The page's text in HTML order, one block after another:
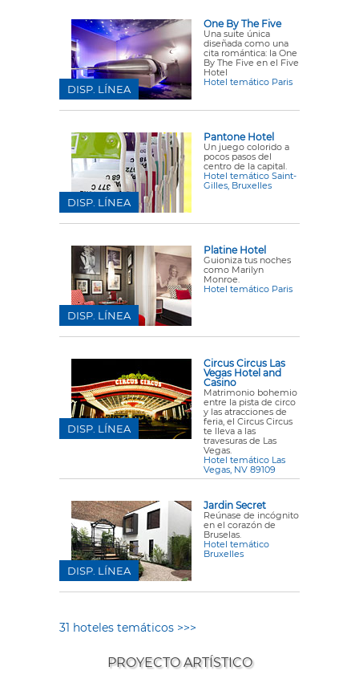
One By The Five
Una suite única
diseñada como una
cita romántica: la One
By The Five en el Five
Hotel
Hotel temático Paris
DISP. LÍNEA
Pantone Hotel
Un juego colorido a
pocos pasos del
centro de la capital.
Hotel temático Saint-
Gilles, Bruxelles
DISP. LÍNEA
Platine Hotel
Guioniza tus noches
como Marilyn
Monroe.
Hotel temático Paris
DISP. LÍNEA
Circus Circus Las
Vegas Hotel and
Casino
Matrimonio bohemio
entre la pista de circo
y las atracciones de
feria, el Circus Circus
te lleva a las
travesuras de Las
Vegas.
Hotel temático Las
Vegas, NV 89109
DISP. LÍNEA
Jardin Secret
Reúnase de incógnito
en el corazón de
Bruselas.
Hotel temático
Bruxelles
DISP. LÍNEA
31 hoteles temáticos >>>
PROYECTO ARTÍSTICO